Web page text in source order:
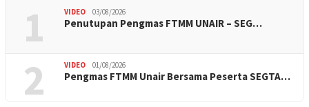
1 VIDEO 03/08/2026
Penutupan Pengmas FTMM UNAIR – SEG…
2 VIDEO 01/08/2026
Pengmas FTMM Unair Bersama Peserta SEGTA…